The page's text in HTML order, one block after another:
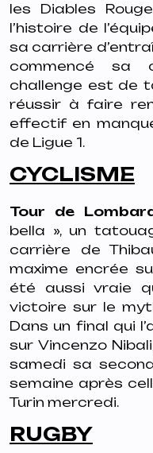
les Diables
l’histoire de
sa carrière
commencé sa
challenge est de
réussir à faire
effectif en
de Ligue 1.
CYCLISME
Tour de
bella », un
carrière de
maxime encrée
été aussi vraie
victoire sur le
Dans un final qui
sur Vincenzo
samedi sa
semaine après
Turin mercredi.
RUGBY